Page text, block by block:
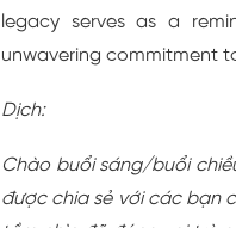
legacy serves as a
unwavering commitment
Dịch:
Chào buổi sáng/buổi
được chia sẻ với các bạn